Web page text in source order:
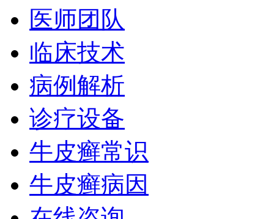
医师团队
临床技术
病例解析
诊疗设备
牛皮癣常识
牛皮癣病因